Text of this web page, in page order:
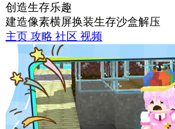
创造生存乐趣
建造像素横屏换装生存沙盒解压
主页 攻略 社区 视频